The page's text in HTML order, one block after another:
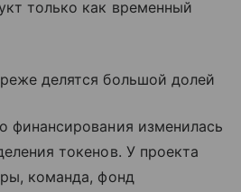
только как временный
делятся большой долей
финансирования изменилась
токенов. У проекта
команда, фонд